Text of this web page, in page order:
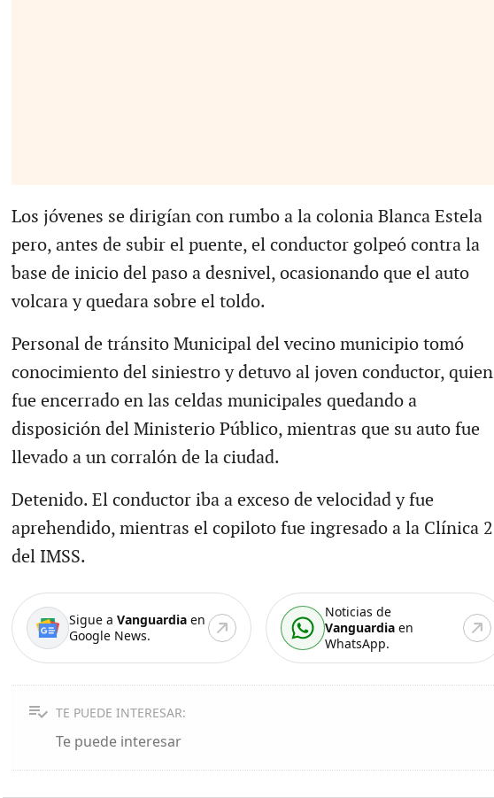
Los jóvenes se dirigían con rumbo a la colonia Blanca Estela
pero, antes de subir el puente, el conductor golpeó contra la
base de inicio del paso a desnivel, ocasionando que el auto
volcara y quedara sobre el toldo.
Personal de tránsito Municipal del vecino municipio tomó
conocimiento del siniestro y detuvo al joven conductor, quien
fue encerrado en las celdas municipales quedando a
disposición del Ministerio Público, mientras que su auto fue
llevado a un corralón de la ciudad.
Detenido. El conductor iba a exceso de velocidad y fue
aprehendido, mientras el copiloto fue ingresado a la Clínica 2
del IMSS.
Sigue a Vanguardiaen
Google News.
Noticias de
Vanguardia en
WhatsApp.
TE PUEDE INTERESAR:
Te puede interesar